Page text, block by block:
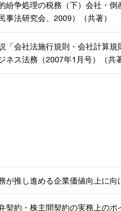
紛争処理の税務（下）会社・倒
民事法研究会、2009）（共著）
「会社法施行規則・会社計算規
ネス法務（2007年1月号）（共
が推し進める企業価値向上に向
契約・株主間契約の実務上のポ